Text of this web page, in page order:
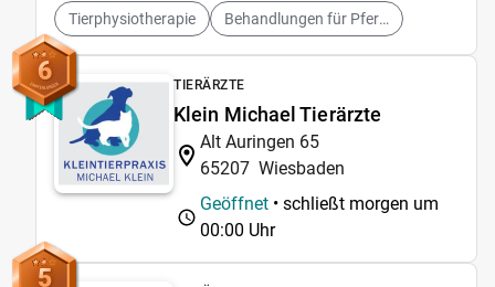
Tierphysiotherapie Behandlungen für Pferd und Hund
6 TIERÄRZTE
Klein Michael Tierärzte
Alt Auringen 65
65207 Wiesbaden
Geöffnet • schließt morgen um
00:00 Uhr
5